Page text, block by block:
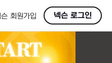
슨 회원가입 넥슨 로그인